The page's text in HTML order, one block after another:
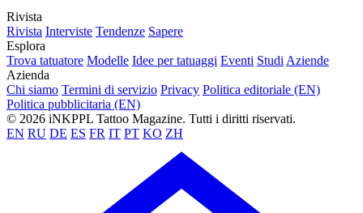
Rivista
Rivista Interviste Tendenze Sapere
Esplora
Trova tatuatore Modelle Idee per tatuaggi Eventi Studi Aziende
Azienda
Chi siamo Termini di servizio Privacy Politica editoriale (EN)
Politica pubblicitaria (EN)
© 2026 iNKPPL Tattoo Magazine. Tutti i diritti riservati.
EN RU DE ES FR IT PT KO ZH